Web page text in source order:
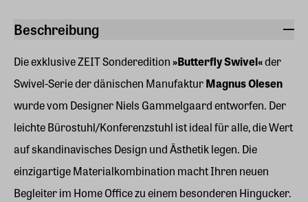
Beschreibung
Die exklusive ZEIT Sonderedition»Butterfly Swivel«der
Swivel-Serie der dänischen ManufakturMagnus Olesen
wurde vom Designer Niels Gammelgaard entworfen. Der
leichte Bürostuhl/Konferenzstuhl ist ideal für alle, die Wert
auf skandinavisches Design und Ästhetik legen. Die
einzigartige Materialkombination macht Ihren neuen
Begleiter im Home Office zu einem besonderen Hingucker.